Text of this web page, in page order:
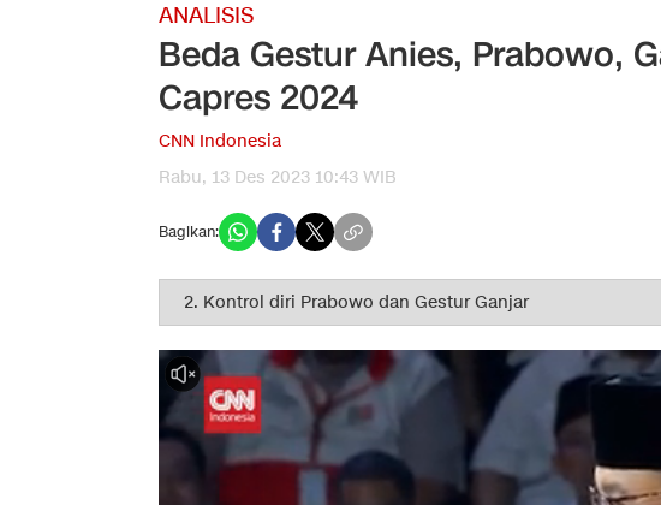
ANALISIS
Beda Gestur Anies, Prabowo,
Capres 2024
CNN Indonesia
Rabu, 13 Des 2023 10:43 WIB
Bagikan: